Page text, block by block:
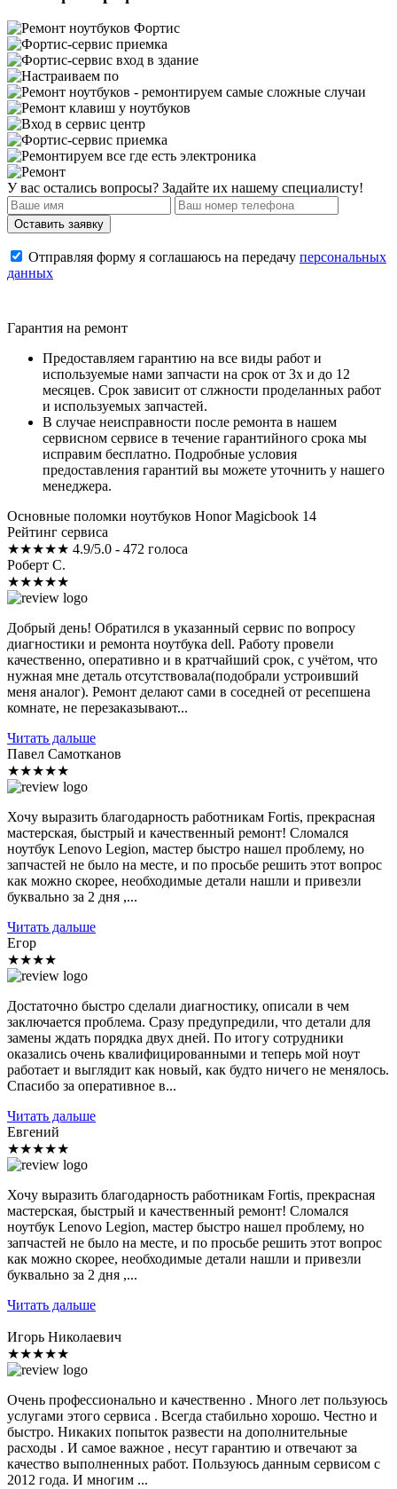
У вас остались вопросы? Задайте их нашему специалисту!
Отправляя форму я соглашаюсь на передачу персональных
данных
Гарантия на ремонт
Предоставляем гарантию на все виды работ и
используемые нами запчасти на срок от 3х и до 12
месяцев. Срок зависит от слжности проделанных работ
и используемых запчастей.
В случае неисправности после ремонта в нашем
сервисном сервисе в течение гарантийного срока мы
исправим бесплатно. Подробные условия
предоставления гарантий вы можете уточнить у нашего
менеджера.
Основные поломки ноутбуков Honor Magicbook 14
Рейтинг сервиса
★★★★★ 4.9/5.0 - 472 голоса
Роберт С.
★★★★★
Добрый день! Обратился в указанный сервис по вопросу
диагностики и ремонта ноутбука dell. Работу провели
качественно, оперативно и в кратчайший срок, с учётом, что
нужная мне деталь отсутствовала(подобрали устроивший
меня аналог). Ремонт делают сами в соседней от ресепшена
комнате, не перезаказывают...
Читать дальше
Павел Самотканов
★★★★★
Хочу выразить благодарность работникам Fortis, прекрасная
мастерская, быстрый и качественный ремонт! Сломался
ноутбук Lenovo Legion, мастер быстро нашел проблему, но
запчастей не было на месте, и по просьбе решить этот вопрос
как можно скорее, необходимые детали нашли и привезли
буквально за 2 дня ,...
Читать дальше
Егор
★★★★
Достаточно быстро сделали диагностику, описали в чем
заключается проблема. Сразу предупредили, что детали для
замены ждать порядка двух дней. По итогу сотрудники
оказались очень квалифицированными и теперь мой ноут
работает и выглядит как новый, как будто ничего не менялось.
Спасибо за оперативное в...
Читать дальше
Евгений
★★★★★
Хочу выразить благодарность работникам Fortis, прекрасная
мастерская, быстрый и качественный ремонт! Сломался
ноутбук Lenovo Legion, мастер быстро нашел проблему, но
запчастей не было на месте, и по просьбе решить этот вопрос
как можно скорее, необходимые детали нашли и привезли
буквально за 2 дня ,...
Читать дальше
Игорь Николаевич
★★★★★
Очень профессионально и качественно . Много лет пользуюсь
услугами этого сервиса . Всегда стабильно хорошо. Честно и
быстро. Никаких попыток развести на дополнительные
расходы . И самое важное , несут гарантию и отвечают за
качество выполненных работ. Пользуюсь данным сервисом с
2012 года. И многим ...